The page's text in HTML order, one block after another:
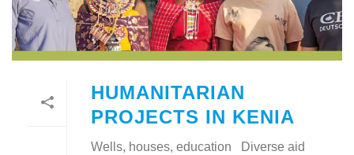
HUMANITARIAN
PROJECTS IN KENIA
Wells, houses, education Diverse aid